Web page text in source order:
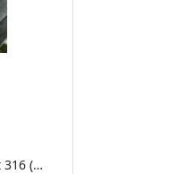
Beslag för glastak i rostfritt 316 (V4A). För laminerat säkerhetsglas 17,52 (ingår ej). Innehåller: 1 stag, 1 väggfäste och 1 glasfäste. Åtgång 1 stag per meter.